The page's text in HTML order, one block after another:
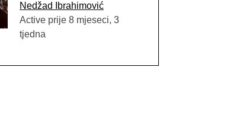
Nedžad Ibrahimović
Active prije 8 mjeseci, 3
tjedna